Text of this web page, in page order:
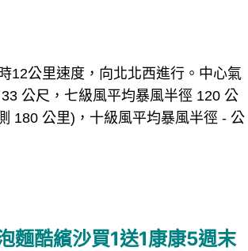
12公里速度，向北北西進行。中心氣
公尺，七級風平均暴風半徑 120 公
180 公里)，十級風平均暴風半徑 - 公
麵酷繽沙買1送1康康5週末